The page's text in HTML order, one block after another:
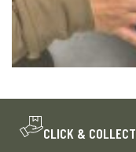
CLICK & COLLECT